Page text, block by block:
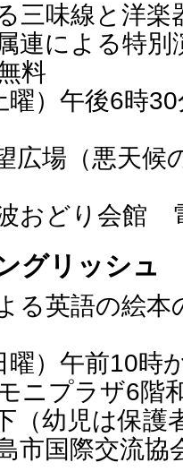
三味線と洋楽
連による特
料
）午後6時
場（悪天候
おどり会館
グリッシュ
る英語の絵本
）午前10時
ニプラザ6階
幼児は保護
市国際交流